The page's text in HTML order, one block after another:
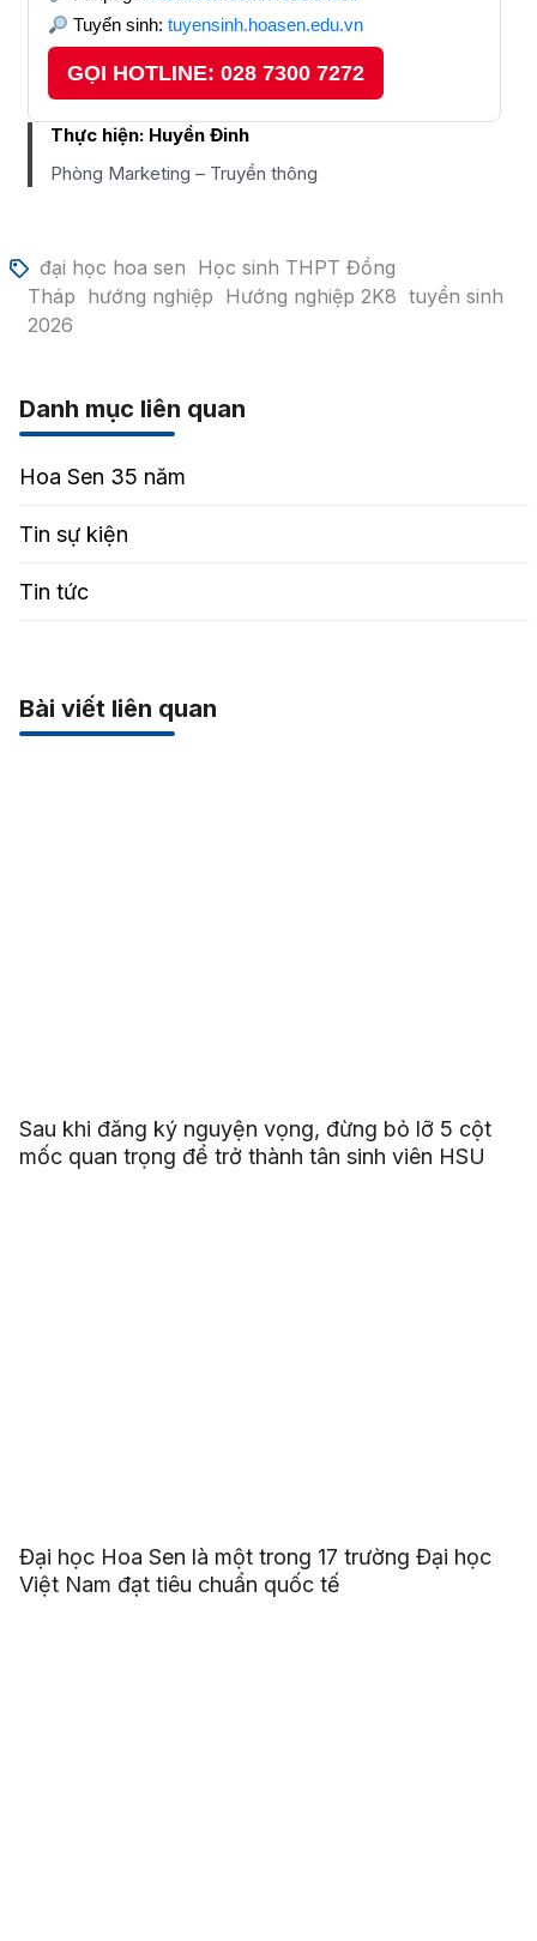
Tuyển sinh: tuyensinh.hoasen.edu.vn
GỌI HOTLINE: 028 7300 7272
Thực hiện: Huyền Đinh
Phòng Marketing – Truyền thông
đại học hoa sen Học sinh THPT Đồng
Tháp hướng nghiệp Hướng nghiệp 2K8 tuyển sinh
2026
Danh mục liên quan
Hoa Sen 35 năm
Tin sự kiện
Tin tức
Bài viết liên quan
Sau khi đăng ký nguyện vọng, đừng bỏ lỡ 5 cột
mốc quan trọng để trở thành tân sinh viên HSU
Đại học Hoa Sen là một trong 17 trường Đại học
Việt Nam đạt tiêu chuẩn quốc tế